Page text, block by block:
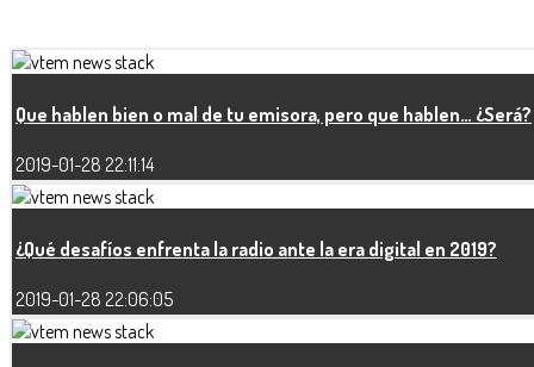
Que hablen bien o mal de tu emisora, pero que hablen… ¿Será?
2019-01-28 22:11:14
¿Qué desafíos enfrenta la radio ante la era digital en 2019?
2019-01-28 22:06:05